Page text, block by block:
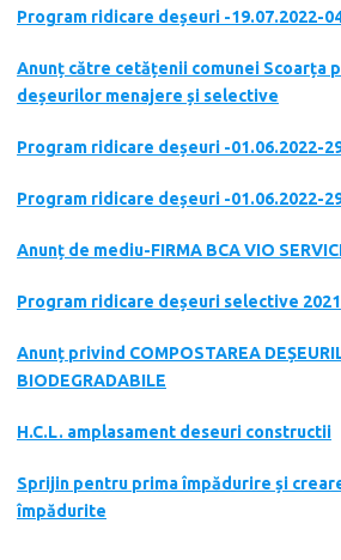
Program ridicare deșeuri -19.07.2022-
Anunț către cetățenii comunei Scoarța
deșeurilor menajere și selective
Program ridicare deșeuri -01.06.2022-
Program ridicare deșeuri -01.06.2022-
Anunț de mediu-FIRMA BCA VIO
Program ridicare deșeuri selective 2021
Anunț privind COMPOSTAREA
BIODEGRADABILE
H.C.L. amplasament deseuri constructii
Sprijin pentru prima împădurire și
împădurite